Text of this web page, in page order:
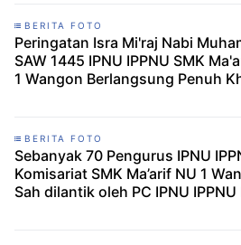
BERITA FOTO
Peringatan Isra Mi'raj Nabi
SAW 1445 IPNU IPPNU SMK
1 Wangon Berlangsung Penuh
BERITA FOTO
Sebanyak 70 Pengurus IPNU
Komisariat SMK Ma’arif NU 1
Sah dilantik oleh PC IPNU IPPNU